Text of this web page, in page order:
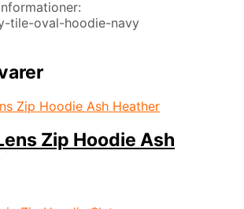
tile-oval-hoodie-navy
Zip Hoodie Ash